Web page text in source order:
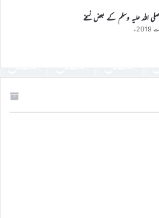
اللہ علیہ وسلم کے بعض نسخے